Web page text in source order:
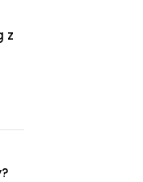
z